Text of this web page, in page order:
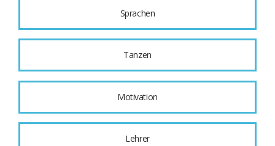
Sprachen
Tanzen
Motivation
Lehrer